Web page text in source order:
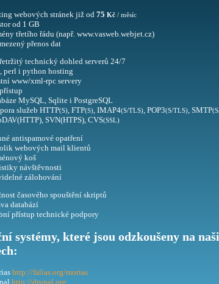
webových stránek již od 75 Kč / měsíc
od 1 GB
třetího řádu (např. www.vasweb.webjet.cz)
přenos dat
technický dohled serverů 24/7
perl i python hosting
www/xml-rpc servery
MySQL, Sqlite i PostgreSQL
služeb HTTP(S), FTP(S), IMAP4(S/TLS), POP3(S/TLS), SMTP
SVN(HTPS), CVS(SSL)
antispamové opatření
webových mail klientů
koš
návštěvnosti
zálohování
časového spouštění skriptů
databází
přístup technické podpory
systémy, které jsou odzkoušeny na
http://falias.org/morias
http://drupal.org